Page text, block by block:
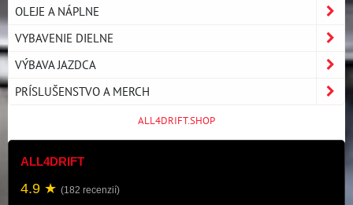
OLEJE A NÁPLNE
VYBAVENIE DIELNE
VÝBAVA JAZDCA
PRÍSLUŠENSTVO A MERCH
ALL4DRIFT.SHOP
ALL4DRIFT
4.9 ★ (182 recenzií)